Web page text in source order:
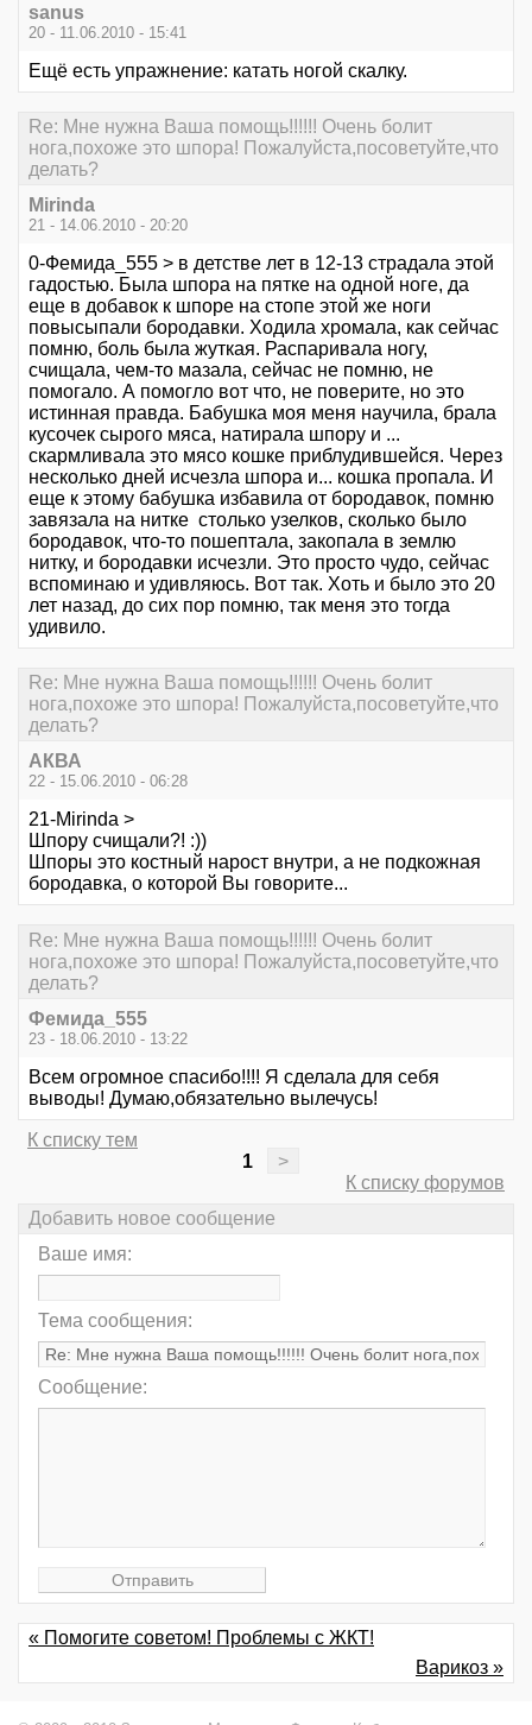
sanus
20 - 11.06.2010 - 15:41
Ещё есть упражнение: катать ногой скалку.
Re: Мне нужна Ваша помощь!!!!!! Очень болит
нога,похоже это шпора! Пожалуйста,посоветуйте,что
делать?
Mirinda
21 - 14.06.2010 - 20:20
0-Фемида_555 > в детстве лет в 12-13 страдала этой
гадостью. Была шпора на пятке на одной ноге, да
еще в добавок к шпоре на стопе этой же ноги
повысыпали бородавки. Ходила хромала, как сейчас
помню, боль была жуткая. Распаривала ногу,
счищала, чем-то мазала, сейчас не помню, не
помогало. А помогло вот что, не поверите, но это
истинная правда. Бабушка моя меня научила, брала
кусочек сырого мяса, натирала шпору и ...
скармливала это мясо кошке приблудившейся. Через
несколько дней исчезла шпора и... кошка пропала. И
еще к этому бабушка избавила от бородавок, помню
завязала на нитке столько узелков, сколько было
бородавок, что-то пошептала, закопала в землю
нитку, и бородавки исчезли. Это просто чудо, сейчас
вспоминаю и удивляюсь. Вот так. Хоть и было это 20
лет назад, до сих пор помню, так меня это тогда
удивило.
Re: Мне нужна Ваша помощь!!!!!! Очень болит
нога,похоже это шпора! Пожалуйста,посоветуйте,что
делать?
АКВА
22 - 15.06.2010 - 06:28
21-Mirinda >
Шпору счищали?! :))
Шпоры это костный нарост внутри, а не подкожная
бородавка, о которой Вы говорите...
Re: Мне нужна Ваша помощь!!!!!! Очень болит
нога,похоже это шпора! Пожалуйста,посоветуйте,что
делать?
Фемида_555
23 - 18.06.2010 - 13:22
Всем огромное спасибо!!!! Я сделала для себя
выводы! Думаю,обязательно вылечусь!
К списку тем
1
>
К списку форумов
Добавить новое сообщение
Ваше имя:
Тема сообщения:
Сообщение:
« Помогите советом! Проблемы с ЖКТ!
Варикоз »